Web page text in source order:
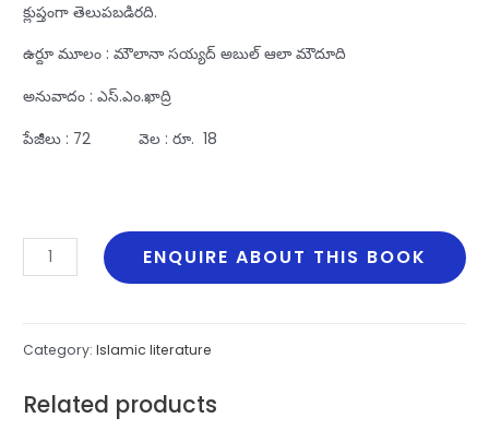
క్లుప్తంగా తెలుపబడిరది.
ఉర్దూ మూలం : మౌలానా సయ్యద్‌ అబుల్‌ ఆలా మౌదూది
అనువాదం : ఎస్‌.ఎం.ఖాద్రి
పేజీలు : 72 వెల : రూ. 18
Vastavikata
ENQUIRE ABOUT THIS BOOK
Category:Islamic literature
Related products